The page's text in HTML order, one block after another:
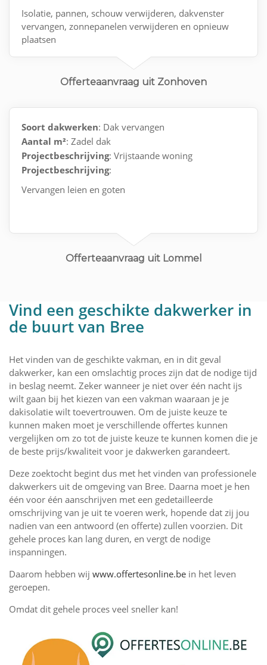
Isolatie, pannen, schouw verwijderen, dakvenster
vervangen, zonnepanelen verwijderen en opnieuw
plaatsen
Offerteaanvraag uit Zonhoven
Soort dakwerken: Dak vervangen
Aantal m²: Zadel dak
Projectbeschrijving: Vrijstaande woning
Projectbeschrijving:
Vervangen leien en goten
Offerteaanvraag uit Lommel
Vind een geschikte dakwerker in
de buurt van Bree
Het vinden van de geschikte vakman, en in dit geval
dakwerker, kan een omslachtig proces zijn dat de nodige tijd
in beslag neemt. Zeker wanneer je niet over één nacht ijs
wilt gaan bij het kiezen van een vakman waaraan je je
dakisolatie wilt toevertrouwen. Om de juiste keuze te
kunnen maken moet je verschillende offertes kunnen
vergelijken om zo tot de juiste keuze te kunnen komen die je
de beste prijs/kwaliteit voor je dakwerken garandeert.
Deze zoektocht begint dus met het vinden van professionele
dakwerkers uit de omgeving van Bree. Daarna moet je hen
één voor één aanschrijven met een gedetailleerde
omschrijving van je uit te voeren werk, hopende dat zij jou
nadien van een antwoord (en offerte) zullen voorzien. Dit
gehele proces kan lang duren, en vergt de nodige
inspanningen.
Daarom hebben wij www.offertesonline.be in het leven
geroepen.
Omdat dit gehele proces veel sneller kan!